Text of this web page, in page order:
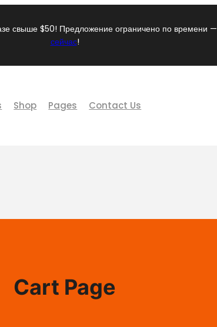
свыше $50! Предложение ограничено по времени —
сейчас!
Shop Pages Contact Us
Cart Page